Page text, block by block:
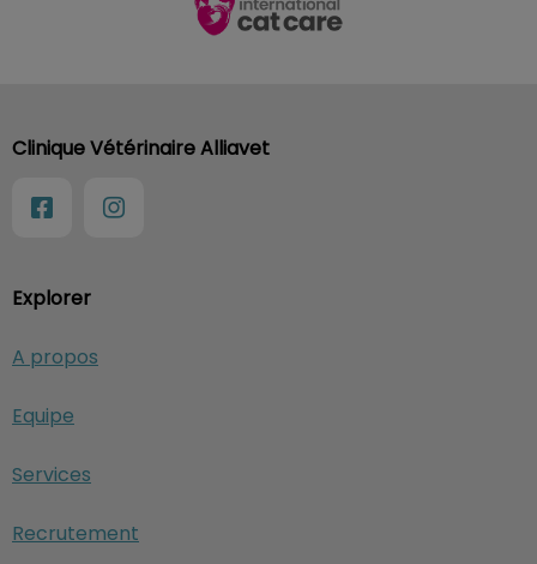
Explorer
A propos
Equipe
Services
Recrutement
Clinique Vétérinaire Alliavet